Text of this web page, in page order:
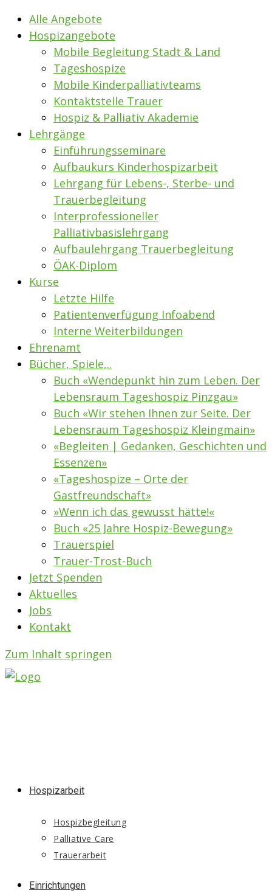
Alle Angebote
Hospizangebote
Mobile Begleitung Stadt & Land
Tageshospize
Mobile Kinderpalliativteams
Kontaktstelle Trauer
Hospiz & Palliativ Akademie
Lehrgänge
Einführungsseminare
Aufbaukurs Kinderhospizarbeit
Lehrgang für Lebens-, Sterbe- und
Trauerbegleitung
Interprofessioneller
Palliativbasislehrgang
Aufbaulehrgang Trauerbegleitung
ÖAK-Diplom
Kurse
Letzte Hilfe
Patientenverfügung Infoabend
Interne Weiterbildungen
Ehrenamt
Bücher, Spiele,..
Buch «Wendepunkt hin zum Leben. Der
Lebensraum Tageshospiz Pinzgau»
Buch «Wir stehen Ihnen zur Seite. Der
Lebensraum Tageshospiz Kleingmain»
«Begleiten | Gedanken, Geschichten und
Essenzen»
«Tageshospize – Orte der
Gastfreundschaft»
»Wenn ich das gewusst hätte!«
Buch «25 Jahre Hospiz-Bewegung»
Trauerspiel
Trauer-Trost-Buch
Jetzt Spenden
Aktuelles
Jobs
Kontakt
Zum Inhalt springen
Hospizarbeit
Hospizbegleitung
Palliative Care
Trauerarbeit
Einrichtungen